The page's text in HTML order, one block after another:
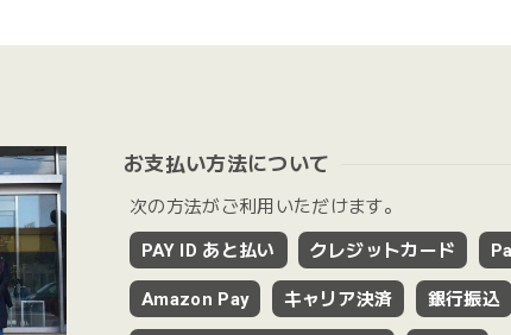
お支払い方法について
次の方法がご利用いただけます。
PAY ID あと払い クレジットカード
Amazon Pay キャリア決済 銀行振込